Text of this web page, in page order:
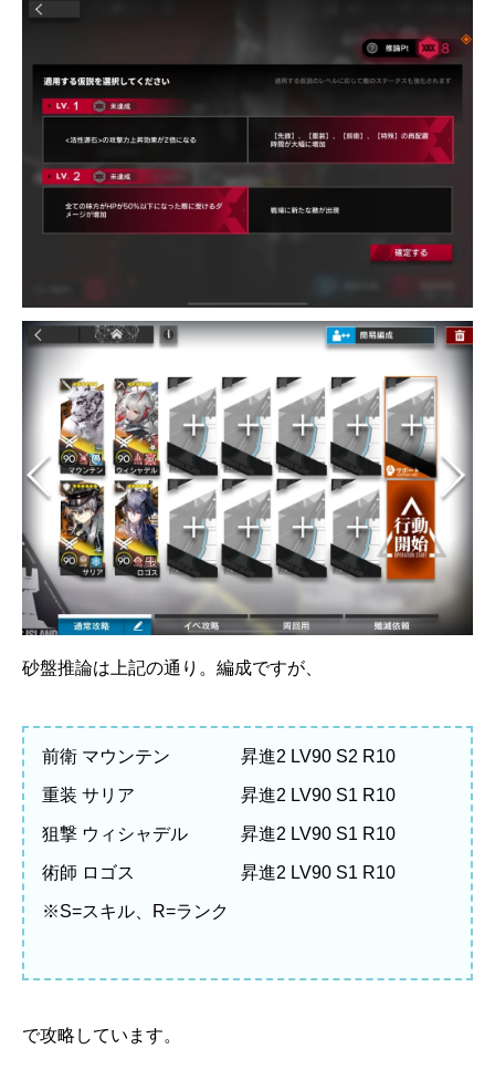
砂盤推論は上記の通り。編成ですが、
前衛 マウンテン 昇進2 LV90 S2 R10
重装 サリア 昇進2 LV90 S1 R10
狙撃 ウィシャデル 昇進2 LV90 S1 R10
術師 ロゴス 昇進2 LV90 S1 R10
※S=スキル、R=ランク
で攻略しています。